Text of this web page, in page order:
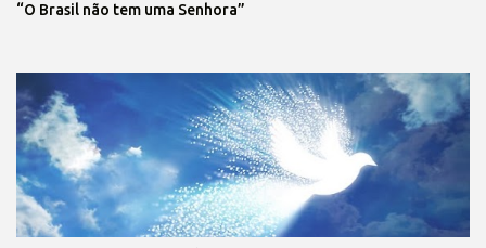
“O Brasil não tem uma Senhora”